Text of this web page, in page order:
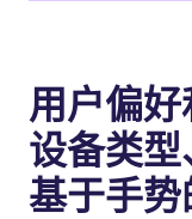
用户偏好
设备类
基于手势